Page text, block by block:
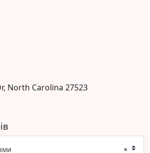
North Carolina 27523
×